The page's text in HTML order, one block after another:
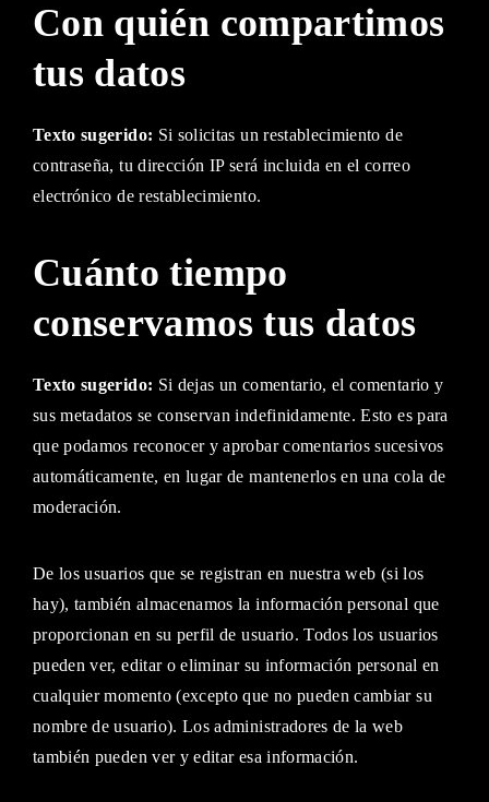
Con quién compartimos
tus datos
Texto sugerido: Si solicitas un restablecimiento de
contraseña, tu dirección IP será incluida en el correo
electrónico de restablecimiento.
Cuánto tiempo
conservamos tus datos
Texto sugerido: Si dejas un comentario, el comentario y
sus metadatos se conservan indefinidamente. Esto es para
que podamos reconocer y aprobar comentarios sucesivos
automáticamente, en lugar de mantenerlos en una cola de
moderación.
De los usuarios que se registran en nuestra web (si los
hay), también almacenamos la información personal que
proporcionan en su perfil de usuario. Todos los usuarios
pueden ver, editar o eliminar su información personal en
cualquier momento (excepto que no pueden cambiar su
nombre de usuario). Los administradores de la web
también pueden ver y editar esa información.